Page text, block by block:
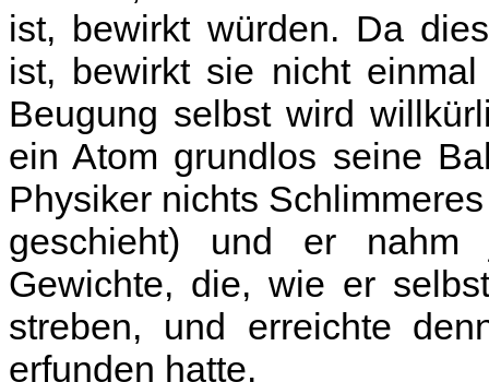
ist, bewirkt würden. Da
ist, bewirkt sie nicht
Beugung selbst wird
ein Atom grundlos seine
Physiker nichts
geschieht) und er nahm
Gewichte, die, wie er
streben, und erreichte
erfunden hatte.